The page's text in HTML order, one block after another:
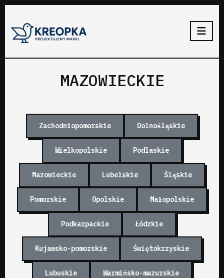
MAZOWIECKIE
Zachodniopomorskie Dolnośląskie
Wielkopolskie Podlaskie
Mazowieckie Lubelskie Śląskie
Pomorskie Opolskie Małopolskie
Podkarpackie Łódzkie
Kujawsko-pomorskie Świętokrzyskie
Lubuskie Warmińsko-mazurskie